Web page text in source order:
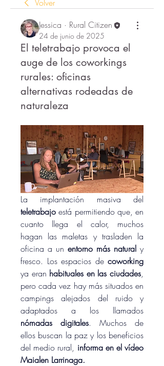
Volver
Jessica · Rural Citizen
24 de junio de 2025
El teletrabajo provoca el
auge de los coworkings
rurales: oficinas
alternativas rodeadas de
naturaleza
teletrabajo está permitiendo que, en
cuanto llega el calor, muchos
hagan las maletas y trasladen la
oficina a un entorno más natural y
fresco. Los espacios de
ya eran habituales en las ciudades,
pero cada vez hay más situados en
campings alejados del ruido y
nómadas digitales. Muchos de
ellos buscan la paz y los beneficios
del medio rural, informa en el vídeo
Maialen Larrinaga.